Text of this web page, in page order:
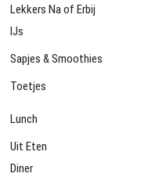
Lekkers Na of Erbij
IJs
Sapjes & Smoothies
Toetjes
Lunch
Uit Eten
Diner